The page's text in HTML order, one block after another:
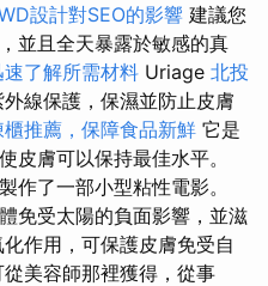
設計對SEO的影響 建議您
並且全天暴露於敏感的真
了解所需材料 Uriage 北投
線保護，保濕並防止皮膚
推薦，保障食品新鮮 它是
皮膚可以保持最佳水平。
作了一部小型粘性電影。
免受太陽的負面影響，並滋
作用，可保護皮膚免受自
美容師那裡獲得，從事